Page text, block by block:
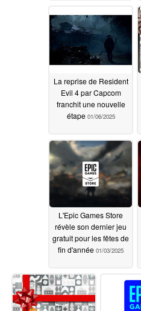
La reprise de Resident
Evil 4 par Capcom
franchit une nouvelle
étape 01/06/2025
L'Epic Games Store
révèle son dernier jeu
gratuit pour les fêtes de
fin d'année 01/03/2025